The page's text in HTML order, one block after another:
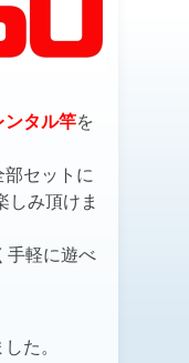
ンタル竿を
セットに
しみ頂けま
手軽に遊べ
た。